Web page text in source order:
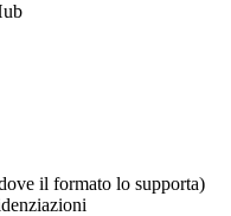
il formato lo supporta)